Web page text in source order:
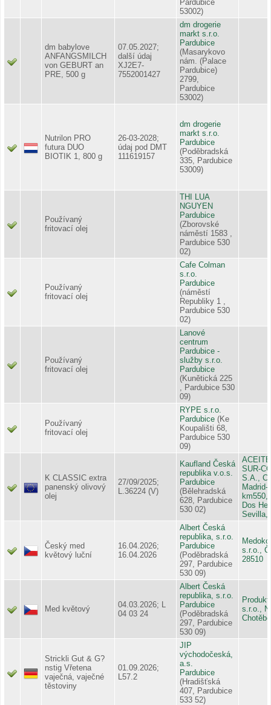
Pardubice
53002)
dm babylove
ANFANGSMILCH
von GEBURT an
PRE, 500 g
07.05.2027;
další údaj
XJ2E7-
7552001427
dm drogerie
markt s.r.o.
Pardubice
(Masarykovo
nám. (Palace
Pardubice)
2799,
Pardubice
53002)
Nutrilon PRO
futura DUO
BIOTIK 1, 800 g
26-03-2028;
údaj pod DMT
111619157
dm drogerie
markt s.r.o.
Pardubice
(Poděbradská
335, Pardubice
53009)
Používaný
fritovací olej
THI LUA
NGUYEN
Pardubice
(Zborovské
náměstí 1583 ,
Pardubice 530
02)
Používaný
fritovací olej
Cafe Colman
s.r.o.
Pardubice
(náměstí
Republiky 1 ,
Pardubice 530
02)
Používaný
fritovací olej
Lanové
centrum
Pardubice -
služby s.r.o.
Pardubice
(Kunětická 225
, Pardubice 530
09)
Používaný
fritovací olej
RYPE s.r.o.
Pardubice (Ke
Koupališti 68,
Pardubice 530
09)
K CLASSIC extra
panenský olivový
olej
27/09/2025;
L.36224 (V)
Kaufland Česká
republika v.o.s.
Pardubice
(Bělehradská
628, Pardubice
530 02)
SUR-
S.A.,
Madrid-
Dos
Sevilla,
Český med
květový luční
16.04.2026;
16.04.2026
Albert Česká
republika, s.r.o.
Pardubice
(Poděbradská
297, Pardubice
530 09)
s.r.o.,
28510
Med květový
04.03.2026; L
04 03 24
Albert Česká
republika, s.r.o.
Pardubice
(Poděbradská
297, Pardubice
530 09)
s.r.o.,
Strickli Gut & G?
nstig Vřetena
vaječná, vaječné
těstoviny
01.09.2026;
L57.2
JIP
východočeská,
a.s.
Pardubice
(Hradišťská
407, Pardubice
533 52)